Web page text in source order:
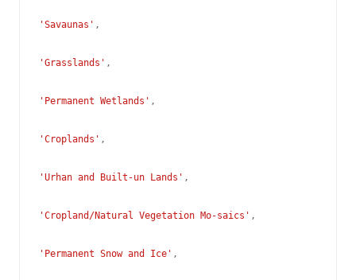
'Savaunas' ,
'Grasslands' ,
'Permanent Wetlands' ,
'Croplands' ,
'Urhan and Built-un Lands' ,
'Cropland/Natural Vegetation Mo-saics' ,
'Permanent Snow and Ice' ,